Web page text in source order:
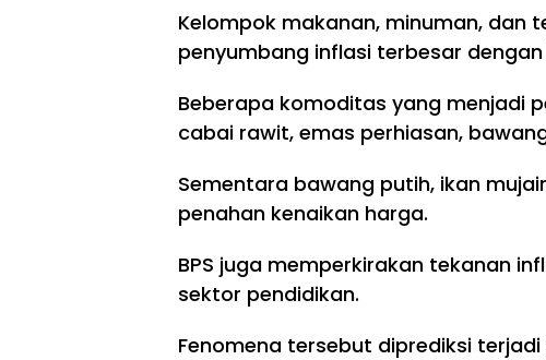
Kelompok makanan, minuman, dan
penyumbang inflasi terbesar dengan
Beberapa komoditas yang menjadi
cabai rawit, emas perhiasan,
Sementara bawang putih, ikan
penahan kenaikan harga.
BPS juga memperkirakan tekanan
sektor pendidikan.
Fenomena tersebut diprediksi